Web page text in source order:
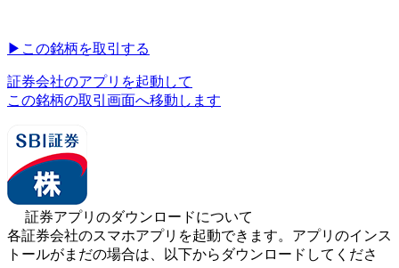
▶︎ この銘柄を取引する
証券会社のアプリを起動して
この銘柄の取引画面へ移動します
証券アプリのダウンロードについて
各証券会社のスマホアプリを起動できます。アプリのインス
トールがまだの場合は、以下からダウンロードしてくださ